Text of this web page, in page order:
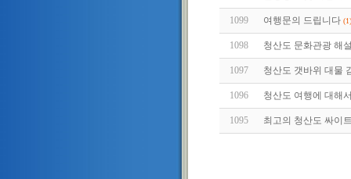
1099 여행문의 드립니다 (1)
1098 청산도 문화관광 해
1097 청산도 갯바위 대물
1096 청산도 여행에 대해
1095 최고의 청산도 싸이